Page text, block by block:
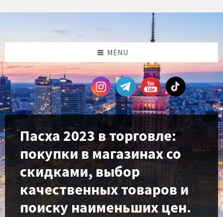
sidebar
sidebar
MENU
Пасха 2023 в торговле:
покупки в магазинах со
скидками, выбор
качественных товаров и
поиску наименьших цен.